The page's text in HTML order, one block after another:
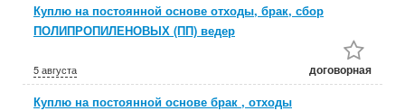
Куплю на постоянной основе отходы, брак, сбор
ПОЛИПРОПИЛЕНОВЫХ (ПП) ведер
5 августа договорная
Куплю на постоянной основе брак , отходы